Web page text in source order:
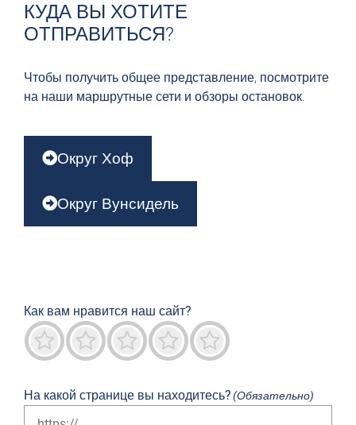
КУДА ВЫ ХОТИТЕ
ОТПРАВИТЬСЯ?
Чтобы получить общее представление, посмотрите
на наши маршрутные сети и обзоры остановок.
Округ Хоф
Округ Вунсидель
Как вам нравится наш сайт?
Выдающийся
Преимущественно хорошо
Нейтральный
Не очень
Ужас
На какой странице вы находитесь?(Обязательно)